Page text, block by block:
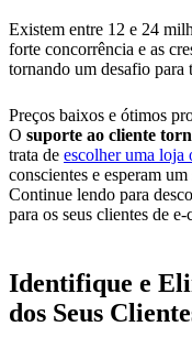
Existem entre 12 e 24
forte concorrência e as
tornando um desafio para
Preços baixos e ótimos
O suporte ao cliente
trata de escolher uma loja
conscientes e esperam
Continue lendo para
para os seus clientes de e-
Identifique e
dos Seus